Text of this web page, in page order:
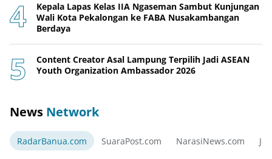
Kepala Lapas Kelas IIA Ngaseman Sambut Kunjungan
Wali Kota Pekalongan ke FABA Nusakambangan
Berdaya
Content Creator Asal Lampung Terpilih Jadi ASEAN
Youth Organization Ambassador 2026
News Network
RadarBanua.com SuaraPost.com NarasiNews.com